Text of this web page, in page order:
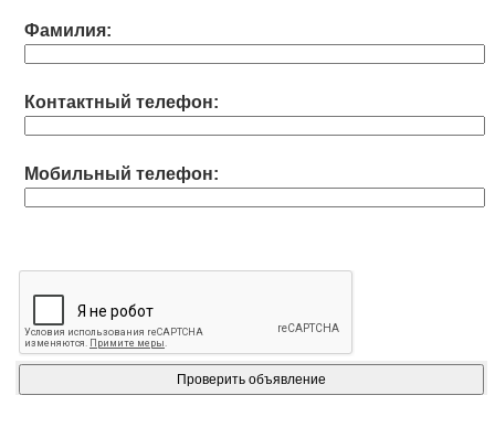
Фамилия:
Контактный телефон:
Мобильный телефон: